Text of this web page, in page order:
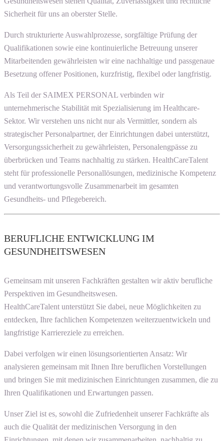
Sicherheit für uns an oberster Stelle.
Durch strukturierte Auswahlprozesse, sorgfältige Prüfung der
Qualifikationen sowie eine kontinuierliche Betreuung unserer
Mitarbeitenden gewährleisten wir eine nachhaltige und passgenaue
Besetzung offener Positionen, kurzfristig, flexibel oder langfristig.
Als Teil der SAIMEX PERSONAL verbinden wir
unternehmerische Stabilität mit Spezialisierung im Healthcare-
Sektor. Wir verstehen uns nicht nur als Vermittler, sondern als
strategischer Personalpartner, der Einrichtungen dabei unterstützt,
Versorgungssicherheit zu gewährleisten, Personalengpässe zu
überbrücken und Teams nachhaltig zu stärken. HealthCareTalent
steht für professionelle Personallösungen, medizinische Kompetenz
und verantwortungsvolle Zusammenarbeit im gesamten
Gesundheits- und Pflegebereich.
BERUFLICHE ENTWICKLUNG IM
GESUNDHEITSWESEN
Gemeinsam mit unseren Fachkräften gestalten wir aktiv berufliche
Perspektiven im Gesundheitswesen.
HealthCareTalent unterstützt Sie dabei, neue Möglichkeiten zu
entdecken, Ihre fachlichen Kompetenzen weiterzuentwickeln und
langfristige Karriereziele zu erreichen.
Dabei verfolgen wir einen lösungsorientierten Ansatz: Wir
analysieren gemeinsam mit Ihnen Ihre beruflichen Vorstellungen
und bringen Sie mit medizinischen Einrichtungen zusammen, die zu
Ihren Qualifikationen und Erwartungen passen.
Unser Ziel ist es, sowohl die Zufriedenheit unserer Fachkräfte als
auch die Qualität der medizinischen Versorgung in den